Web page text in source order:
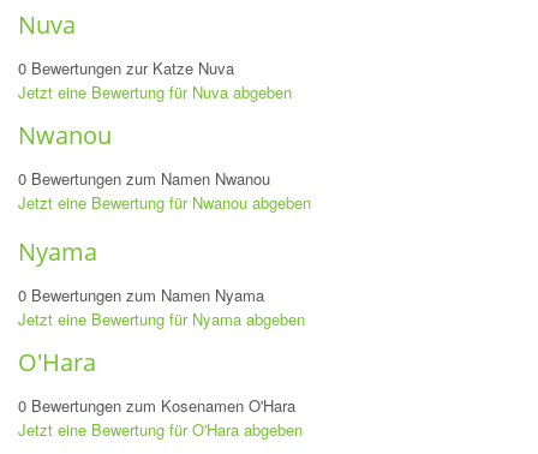
Nuva
0 Bewertungen zur Katze Nuva
Jetzt eine Bewertung für Nuva abgeben
Nwanou
0 Bewertungen zum Namen Nwanou
Jetzt eine Bewertung für Nwanou abgeben
Nyama
0 Bewertungen zum Namen Nyama
Jetzt eine Bewertung für Nyama abgeben
O'Hara
0 Bewertungen zum Kosenamen O'Hara
Jetzt eine Bewertung für O'Hara abgeben